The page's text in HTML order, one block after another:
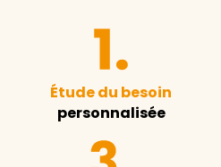
Étude du besoin
personnalisée